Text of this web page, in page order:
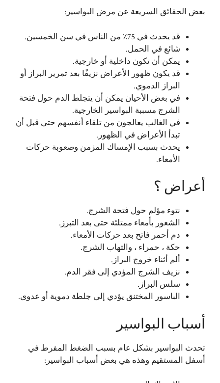
بعض الحقائق السريعة عن مرض البواسير:
قد يحدث في 75٪ من الناس في سن الخمسين.
شائع في الحمل.
يمكن أن تكون داخلية أو خارجية.
قد يكون ظهور الأعراض نزيفًا بعد تمرير البراز أو
البراز الدموي.
في بعض الأحيان يمكن أن يتجلط الدم حول فتحة
الشرج مسببة البواسير الخارجية.
في الغالب يعالجون من تلقاء أنفسهم حتى قبل أن
تبدأ الأعراض في الظهور.
يحدث بسبب الإمساك المزمن وصعوبة حركات
الأمعاء.
أعراض ؟
نتوء مؤلم حول فتحة الشرج.
الشعور بأمعاء ممتلئة حتى بعد التبرز.
دم أحمر فاتح بعد حركات الأمعاء.
حكة ، حمراء ، والتهاب الشرج.
ألم أثناء خروج البراز.
نزيف الشرج المؤدي إلى فقر الدم.
سلس البراز.
الباسور المختنق يؤدي إلى جلطة دموية أو عدوى.
أسباب البواسير
تحدث البواسير بشكل عام بسبب الضغط المفرط في
أسفل المستقيم وهذه هي بعض أسباب البواسير: